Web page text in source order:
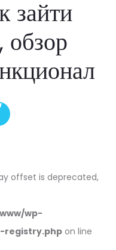
зайти
обзор
offset is deprecated,
wp-
registry.php on line